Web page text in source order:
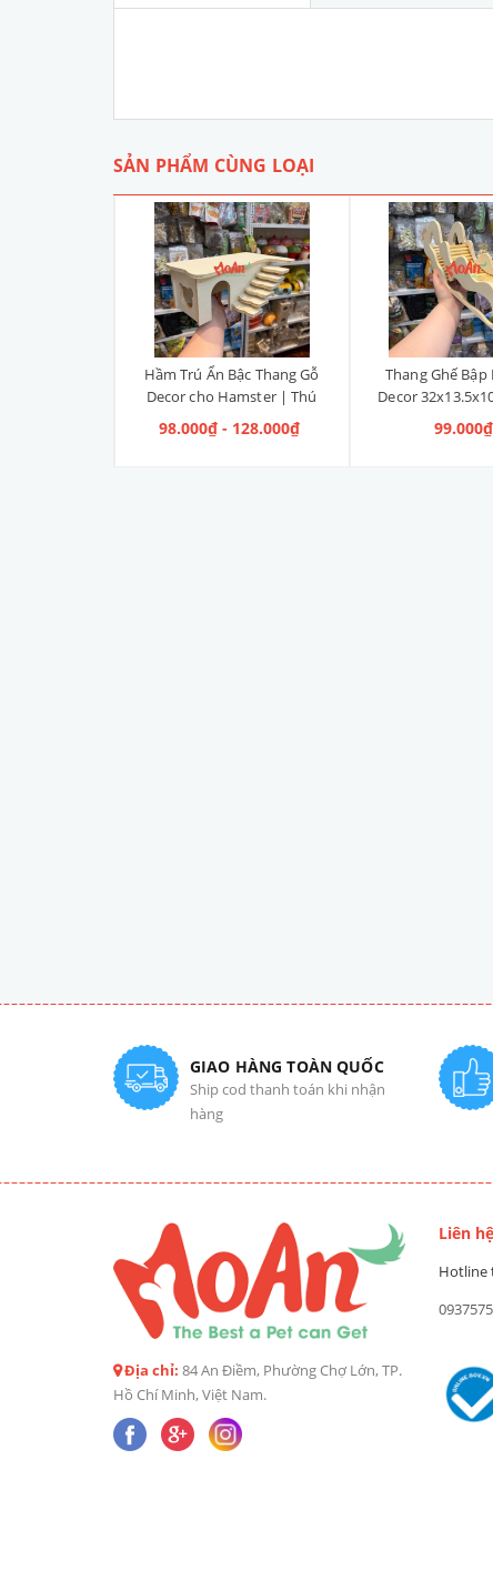
SẢN PHẨM CÙNG LOẠI
Hầm Trú Ẩn Bậc Thang Gỗ
Decor cho Hamster | Thú
Nhỏ [2 Sizes]
98.000₫ - 128.000₫
Thang Ghế Bập
Decor
Hamster |
99.000₫
GIAO HÀNG TOÀN QUỐC
Ship cod thanh toán khi nhận
hàng
Địa chỉ: 84 An Điềm, Phường Chợ Lớn, TP.
Hồ Chí Minh, Việt Nam.
Liên hệ
Hotline